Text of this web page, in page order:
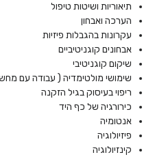
תיאוריות ושיטות טיפול
הערכה ואבחון
עקרונות בהגבלות פיזיות
אבחונים קוגניטיביים
שיקום קוגניטיבי
שימושי מולטימדיה ( עבודה עם
ריפוי בעיסוק בגיל הזקנה
כירורגיה של כף היד
אנטומיה
פיזיולוגיה
קינזיולוגיה